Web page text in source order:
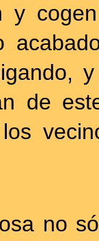
y
de
no